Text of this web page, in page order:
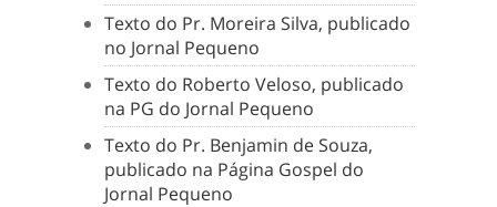
Texto do Pr. Moreira Silva, publicado
no Jornal Pequeno
Texto do Roberto Veloso, publicado
na PG do Jornal Pequeno
Texto do Pr. Benjamin de Souza,
publicado na Página Gospel do
Jornal Pequeno